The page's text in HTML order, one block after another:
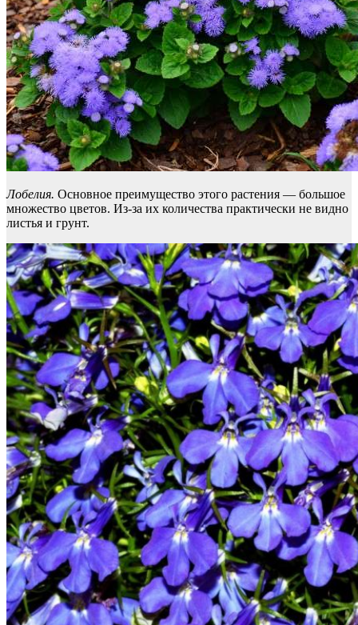
Лобелия. Основное преимущество этого растения — большое
множество цветов. Из-за их количества практически не видно
листья и грунт.